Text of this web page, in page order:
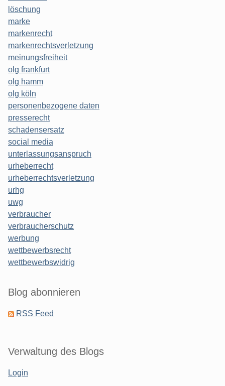
löschung
marke
markenrecht
markenrechtsverletzung
meinungsfreiheit
olg frankfurt
olg hamm
olg köln
personenbezogene daten
presserecht
schadensersatz
social media
unterlassungsanspruch
urheberrecht
urheberrechtsverletzung
urhg
uwg
verbraucher
verbraucherschutz
werbung
wettbewerbsrecht
wettbewerbswidrig
Blog abonnieren
RSS Feed
Verwaltung des Blogs
Login